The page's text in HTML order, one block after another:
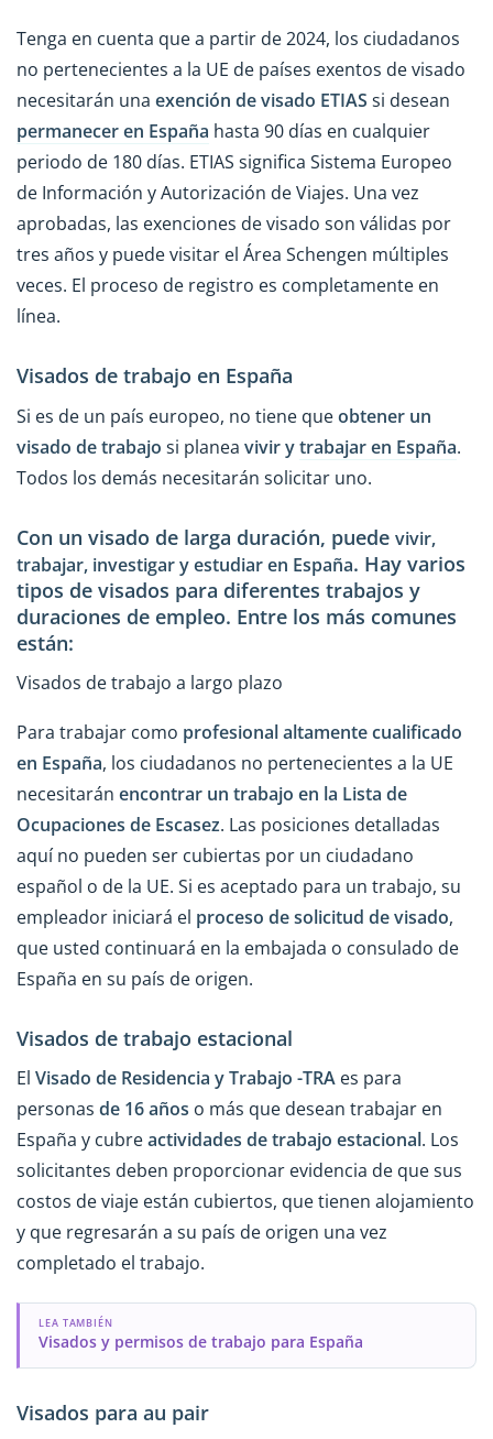
Tenga en cuenta que a partir de 2024, los ciudadanos
no pertenecientes a la UE de países exentos de visado
necesitarán una exención de visado ETIAS si desean
permanecer en España hasta 90 días en cualquier
periodo de 180 días. ETIAS significa Sistema Europeo
de Información y Autorización de Viajes. Una vez
aprobadas, las exenciones de visado son válidas por
tres años y puede visitar el Área Schengen múltiples
veces. El proceso de registro es completamente en
línea.
Visados de trabajo en España
Si es de un país europeo, no tiene queobtener un
visado de trabajo si planea vivir ytrabajar en España.
Todos los demás necesitarán solicitar uno.
Con un visado de larga duración, puede vivir,
trabajar, investigar yestudiar en España. Hay varios
tipos de visados para diferentes trabajos y
duraciones de empleo. Entre los más comunes
están:
Visados de trabajo a largo plazo
Para trabajar como profesional altamente cualificado
en España, los ciudadanos no pertenecientes a la UE
necesitarán encontrar un trabajo en la Lista de
Ocupaciones de Escasez. Las posiciones detalladas
aquí no pueden ser cubiertas por un ciudadano
español o de la UE. Si es aceptado para un trabajo, su
empleador iniciará el proceso de solicitud de visado,
que usted continuará en la embajada o consulado de
España en su país de origen.
Visados de trabajo estacional
El Visado de Residencia y Trabajo -TRA es para
personas de 16 años o más que desean trabajar en
España y cubreactividades de trabajo estacional. Los
solicitantes deben proporcionar evidencia de que sus
costos de viaje están cubiertos, que tienen alojamiento
y que regresarán a su país de origen una vez
completado el trabajo.
LEA TAMBIÉN
Visados y permisos de trabajo para España
Visados para au pair